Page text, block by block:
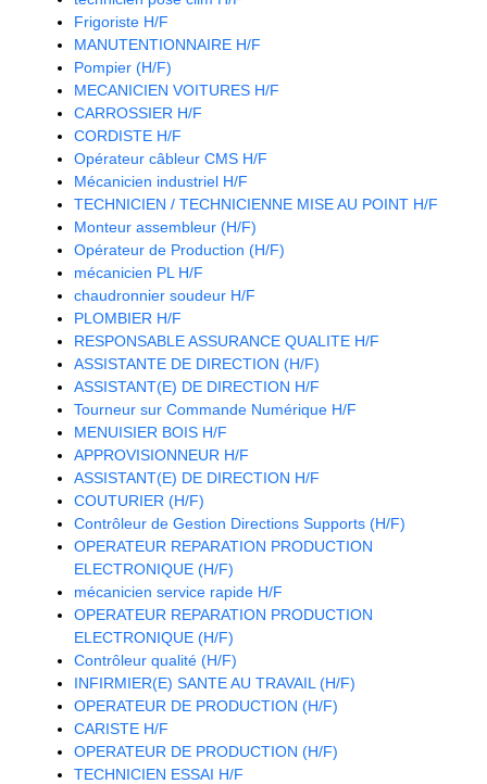
Frigoriste H/F
MANUTENTIONNAIRE H/F
Pompier (H/F)
MECANICIEN VOITURES H/F
CARROSSIER H/F
CORDISTE H/F
Opérateur câbleur CMS H/F
Mécanicien industriel H/F
TECHNICIEN / TECHNICIENNE MISE AU POINT H/F
Monteur assembleur (H/F)
Opérateur de Production (H/F)
mécanicien PL H/F
chaudronnier soudeur H/F
PLOMBIER H/F
RESPONSABLE ASSURANCE QUALITE H/F
ASSISTANTE DE DIRECTION (H/F)
ASSISTANT(E) DE DIRECTION H/F
Tourneur sur Commande Numérique H/F
MENUISIER BOIS H/F
APPROVISIONNEUR H/F
ASSISTANT(E) DE DIRECTION H/F
COUTURIER (H/F)
Contrôleur de Gestion Directions Supports (H/F)
OPERATEUR REPARATION PRODUCTION
ELECTRONIQUE (H/F)
mécanicien service rapide H/F
OPERATEUR REPARATION PRODUCTION
ELECTRONIQUE (H/F)
Contrôleur qualité (H/F)
INFIRMIER(E) SANTE AU TRAVAIL (H/F)
OPERATEUR DE PRODUCTION (H/F)
CARISTE H/F
OPERATEUR DE PRODUCTION (H/F)
TECHNICIEN ESSAI H/F